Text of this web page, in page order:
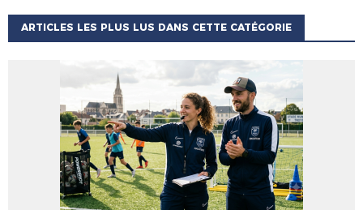
ARTICLES LES PLUS LUS DANS CETTE CATÉGORIE